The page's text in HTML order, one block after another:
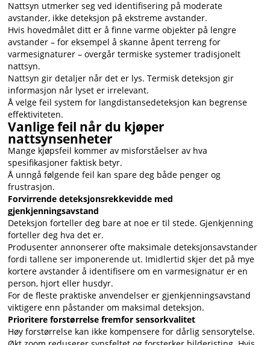
Nattsyn utmerker seg ved identifisering på moderate
avstander, ikke deteksjon på ekstreme avstander.
Hvis hovedmålet ditt er å finne varme objekter på lengre
avstander – for eksempel å skanne åpent terreng for
varmesignaturer – overgår termiske systemer tradisjonelt
nattsyn.
Nattsyn gir detaljer når det er lys. Termisk deteksjon gir
informasjon når lyset er irrelevant.
Å velge feil system for langdistansedeteksjon kan begrense
effektiviteten.
Vanlige feil når du kjøper
nattsynsenheter
Mange kjøpsfeil kommer av misforståelser av hva
spesifikasjoner faktisk betyr.
Å unngå følgende feil kan spare deg både penger og
frustrasjon.
Forvirrende deteksjonsrekkevidde med
gjenkjenningsavstand
Deteksjon forteller deg bare at noe er til stede. Gjenkjenning
forteller deg hva det er.
Produsenter annonserer ofte maksimale deteksjonsavstander
fordi tallene ser imponerende ut. Imidlertid skjer det på mye
kortere avstander å identifisere om en varmesignatur er en
person, hjort eller husdyr.
For de fleste praktiske anvendelser er gjenkjenningsavstand
viktigere enn påstander om maksimal deteksjon.
Prioritere forstørrelse fremfor sensorkvalitet
Høy forstørrelse kan ikke kompensere for dårlig sensorytelse.